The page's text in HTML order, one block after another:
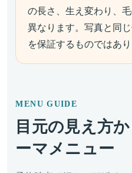
の長さ、生え変わり、
異なります。写真と同
を保証するものではあり
MENU GUIDE
目元の見え方
ーマメニュー